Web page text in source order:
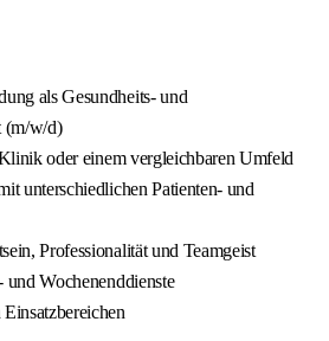
als Gesundheits- und
(m/w/d)
oder einem vergleichbaren Umfeld
unterschiedlichen Patienten- und
Professionalität und Teamgeist
Wochenenddienste